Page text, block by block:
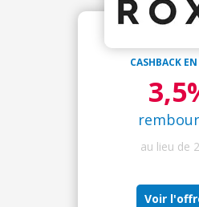
CASHBACK
au lieu de
Voir